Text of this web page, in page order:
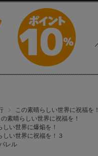
この素晴らしい世界に祝福を！
の素晴らしい世界に祝福を！
しい世界に爆焔を！
しい世界に祝福を！３
レル